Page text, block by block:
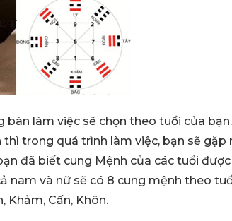
làm việc sẽ chọn theo tuổi của
trong quá trình làm việc, bạn sẽ gặp
đã biết cung Mệnh của các tuổi
nam và nữ sẽ có 8 cung mệnh theo
Khảm, Cấn, Khôn.